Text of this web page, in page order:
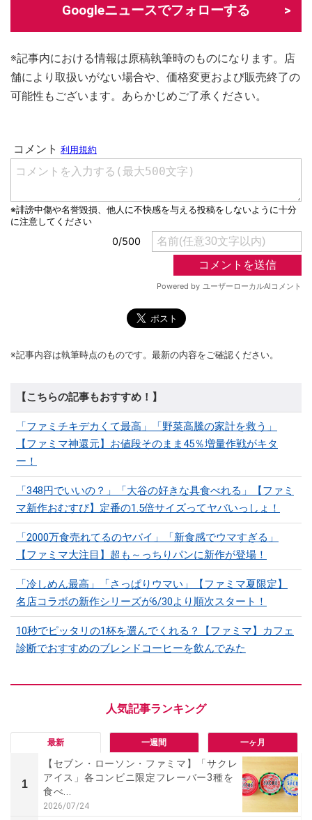
Googleニュースでフォローする
※記事内における情報は原稿執筆時のものになります。店
舗により取扱いがない場合や、価格変更および販売終了の
可能性もございます。あらかじめご了承ください。
※記事内容は執筆時点のものです。最新の内容をご確認ください。
【こちらの記事もおすすめ！】
「ファミチキデカくて最高」「野菜高騰の家計を救う」
【ファミマ神還元】お値段そのまま45％増量作戦がキタ
ー！
「348円でいいの？」「大谷の好きな具食べれる」【ファミ
マ新作おむすび】定番の1.5倍サイズってヤバいっしょ！
「2000万食売れてるのヤバイ」「新食感でウマすぎる」
【ファミマ大注目】超も～っちりパンに新作が登場！
「冷しめん最高」「さっぱりウマい」【ファミマ夏限定】
名店コラボの新作シリーズが6/30より順次スタート！
10秒でピッタリの1杯を選んでくれる？【ファミマ】カフェ
診断でおすすめのブレンドコーヒーを飲んでみた
最新 一週間 一ヶ月
1
【セブン・ローソン・ファミマ】「サクレ
アイス」各コンビニ限定フレーバー3種を
食べ...
2026/07/24